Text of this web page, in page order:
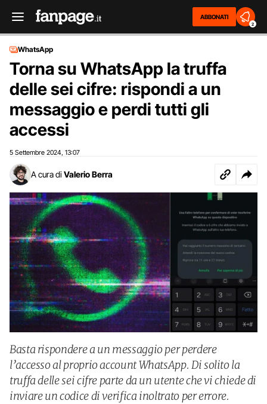
ABBONATI
2
WhatsApp
Torna su WhatsApp la truffa
delle sei cifre: rispondi a un
messaggio e perdi tutti gli
accessi
5 Settembre 2024 13:07
A cura di Valerio Berra
Basta rispondere a un messaggio per perdere
l’accesso al proprio account WhatsApp. Di solito la
truffa delle sei cifre parte da un utente che vi chiede di
inviare un codice di verifica inoltrato per errore.